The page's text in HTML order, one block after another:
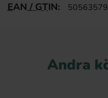
EAN / GTIN:
Andra